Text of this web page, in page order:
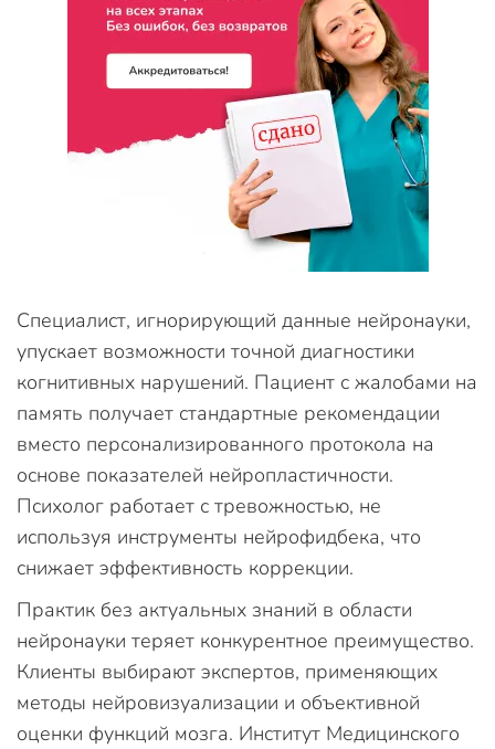
Специалист, игнорирующий данные нейронауки,
упускает возможности точной диагностики
когнитивных нарушений. Пациент с жалобами на
память получает стандартные рекомендации
вместо персонализированного протокола на
основе показателей нейропластичности.
Психолог работает с тревожностью, не
используя инструменты нейрофидбека, что
снижает эффективность коррекции.
Практик без актуальных знаний в области
нейронауки теряет конкурентное преимущество.
Клиенты выбирают экспертов, применяющих
методы нейровизуализации и объективной
оценки функций мозга. Институт Медицинского